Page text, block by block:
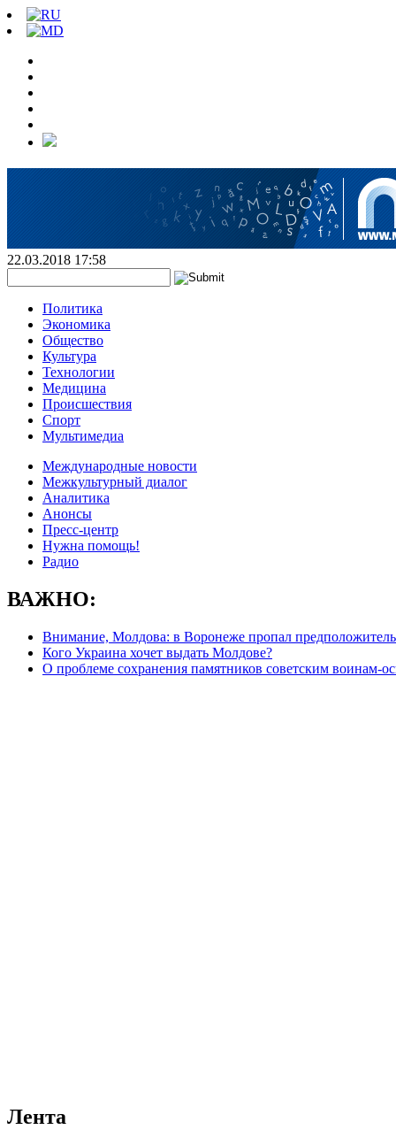
22.03.2018 17:58
Политика
Экономика
Общество
Культура
Технологии
Медицина
Происшествия
Спорт
Мультимедиа
Международные новости
Межкультурный диалог
Аналитика
Анонсы
Пресс-центр
Нужна помощь!
Радио
ВАЖНО:
Внимание, Молдова: в Воронеже пропал
Кого Украина хочет выдать Молдове?
О проблеме сохранения памятников советским воинам-
Лента